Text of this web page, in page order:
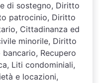
di sostegno, Diritto
patrocinio, Diritto
Cittadinanza ed
minorile, Diritto
Recupero
Liti condominiali,
e locazioni,